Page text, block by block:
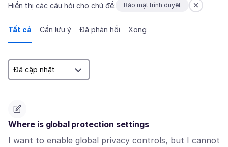
Hiển thị các câu hỏi cho chủ đề: Bảo mật trình duyệt
Tất cả Cần lưu ý Đã phản hồi Xong
Where is global protection settings
I want to enable global privacy controls, but I cannot